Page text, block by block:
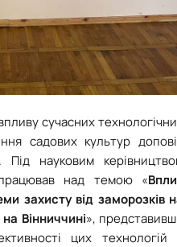
сучасних
садових культур
. Під науковим
над темою «
захисту від заморозків
Вінниччині»,
цих технологій